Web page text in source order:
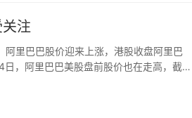
注
阿里巴巴股价迎来上涨，港股收盘阿里巴
，阿里巴巴美股盘前股价也在走高，截至